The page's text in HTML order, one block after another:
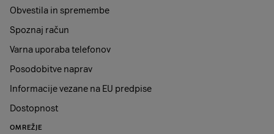
Obvestila in spremembe
Spoznaj račun
Varna uporaba telefonov
Posodobitve naprav
Informacije vezane na EU predpise
Dostopnost
OMREŽJE